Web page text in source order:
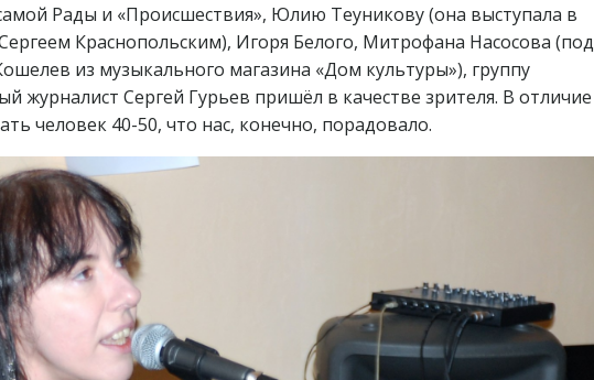
Рады и «Происшествия», Юлию Теуникову (она выступала в
Краснопольским), Игоря Белого, Митрофана Насосова (под
из музыкального магазина «Дом культуры»), группу
журналист Сергей Гурьев пришёл в качестве зрителя. В отличие
человек 40-50, что нас, конечно, порадовало.